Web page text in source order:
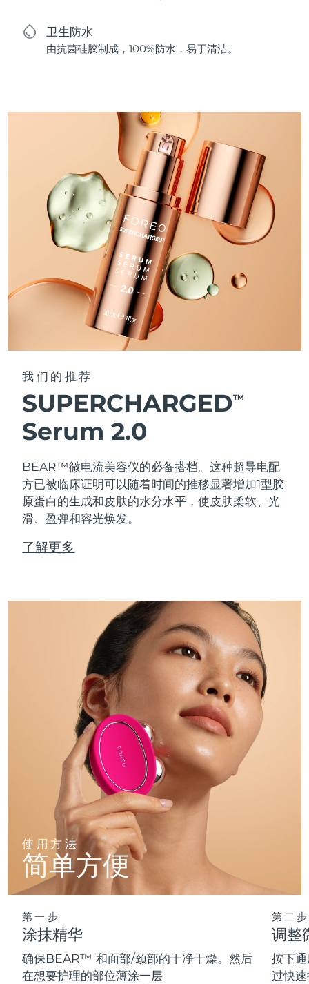
卫生防水
由抗菌硅胶制成，100%防水，易于清洁。
我们的推荐
SUPERCHARGEDTM
Serum 2.0
BEAR™微电流美容仪的必备搭档。这种超导电配
方已被临床证明可以随着时间的推移显著增加1型胶
原蛋白的生成和皮肤的水分水平，使皮肤柔软、光
滑、盈弹和容光焕发。
了解更多
使用方法
简单方便
第一步
涂抹精华
确保BEAR™ 和面部/颈部的干净干燥。然后
在想要护理的部位薄涂一层
第二步
调整
按下
过快